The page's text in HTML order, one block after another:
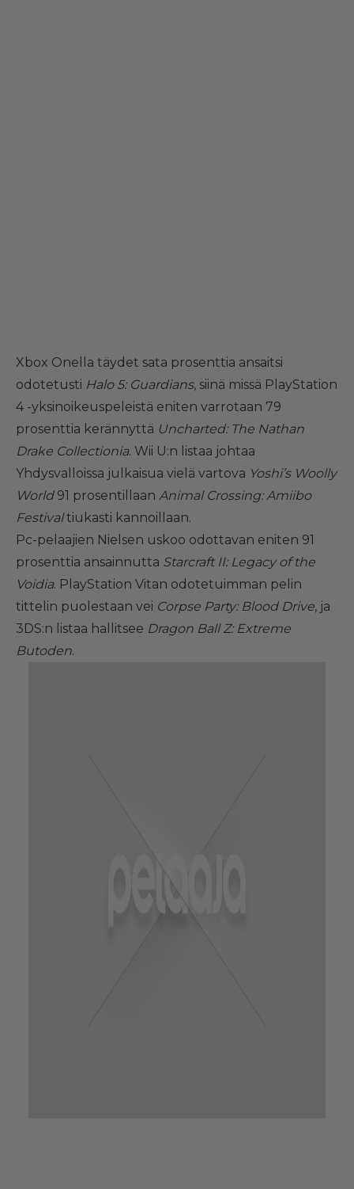
Xbox Onella täydet sata prosenttia ansaitsi
odotetusti Halo 5: Guardians, siinä missä PlayStation
4 -yksinoikeuspeleistä eniten varrotaan 79
prosenttia kerännyttä Uncharted: The Nathan
Drake Collectionia. Wii U:n listaa johtaa
Yhdysvalloissa julkaisua vielä vartova Yoshi’s Woolly
World 91 prosentillaan Animal Crossing: Amiibo
Festivaltiukasti kannoillaan.
Pc-pelaajien Nielsen uskoo odottavan eniten 91
prosenttia ansainnutta Starcraft II: Legacy of the
Voidia. PlayStation Vitan odotetuimman pelin
tittelin puolestaan vei Corpse Party: Blood Drive, ja
3DS:n listaa hallitsee Dragon Ball Z: Extreme
Butoden.